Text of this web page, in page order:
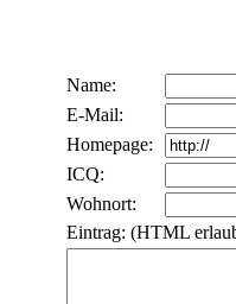
Name:
E-Mail:
Homepage:
ICQ:
Wohnort:
Eintrag: (HTML